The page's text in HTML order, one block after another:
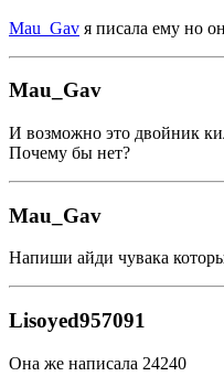
Mau_Gav я писала ему но
Mau_Gav
И возможно это двойник
Почему бы нет?
Mau_Gav
Напиши айди чувака
Lisoyed957091
Она же написала 24240